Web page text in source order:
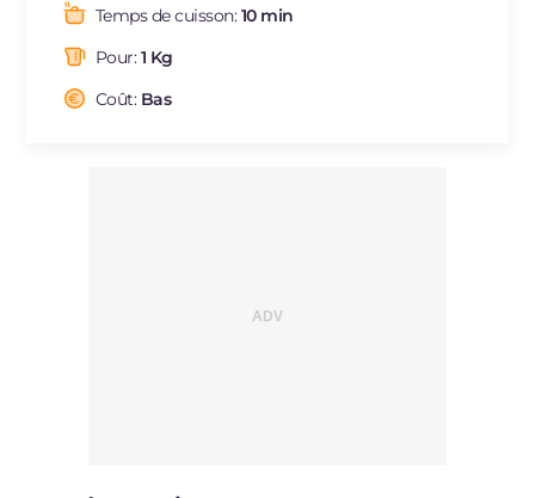
NL
Temps de cuisson:10 min
Pour:1 Kg
Coût: Bas